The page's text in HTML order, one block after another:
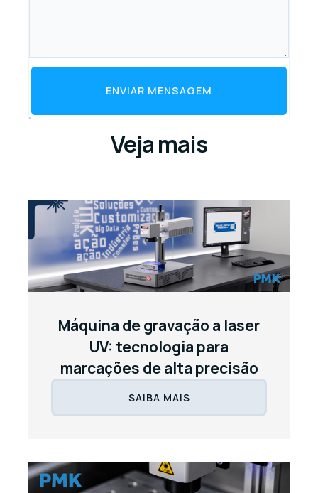
ENVIAR MENSAGEM
Veja mais
Máquina de gravação a laser
UV: tecnologia para
marcações de alta precisão
SAIBA MAIS